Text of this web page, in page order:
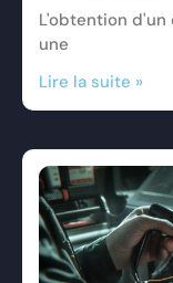
L'obtention
une
Lire la suite »